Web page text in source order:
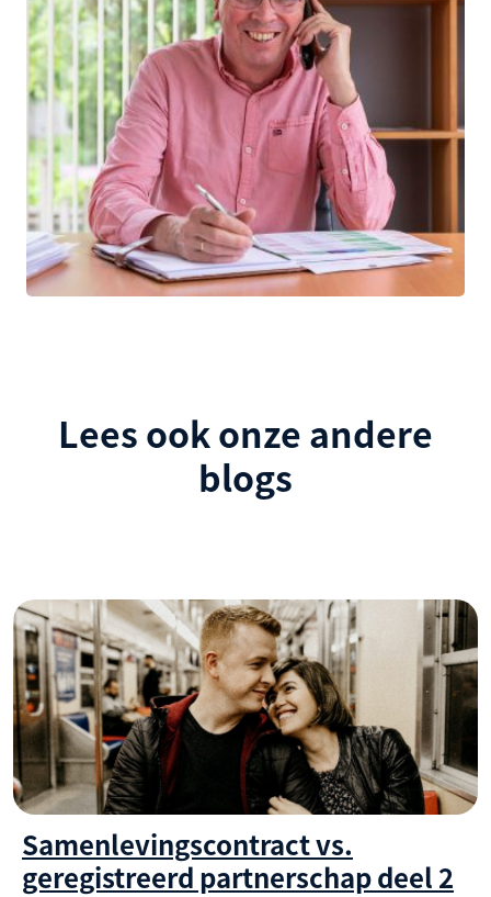
Lees ook onze andere
blogs
Samenlevingscontract vs.
geregistreerd partnerschap deel 2